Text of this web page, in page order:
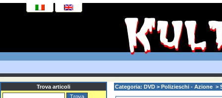
Trova articoli Categoria: DVD > Polizieschi - Azione >